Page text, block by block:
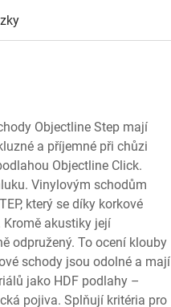
Objectline Step mají
a příjemné při chůzi
Objectline Click.
Vinylovým schodům
který se díky korkové
akustiky její
odpružený. To ocení klouby
schody jsou odolné a mají
jako HDF podlahy –
pojiva. Splňují kritéria pro